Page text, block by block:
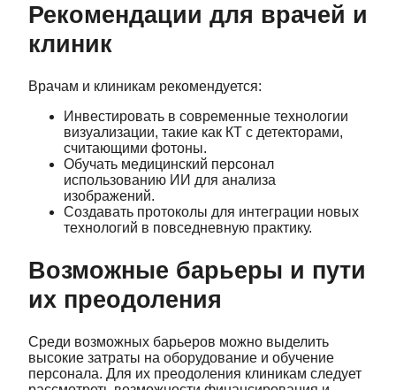
Рекомендации для врачей и
клиник
Врачам и клиникам рекомендуется:
Инвестировать в современные технологии
визуализации, такие как КТ с детекторами,
считающими фотоны.
Обучать медицинский персонал
использованию ИИ для анализа
изображений.
Создавать протоколы для интеграции новых
технологий в повседневную практику.
Возможные барьеры и пути
их преодоления
Среди возможных барьеров можно выделить
высокие затраты на оборудование и обучение
персонала. Для их преодоления клиникам следует